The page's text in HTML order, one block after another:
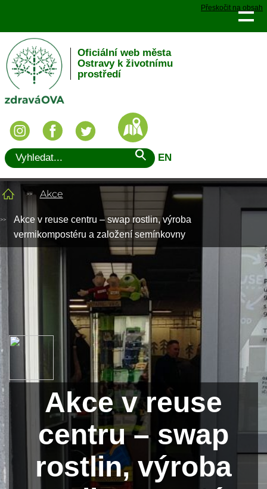
Přeskočit na obsah
Oficiální web města
Ostravy k životnímu
prostředí
EN
Akce
Akce v reuse centru – swap rostlin, výroba
vermikompostéru a založení semínkovny
Akce v reuse
centru – swap
rostlin, výroba